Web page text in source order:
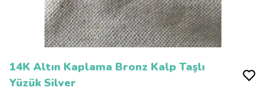
14K Altın Kaplama Bronz Kalp Taşlı
Yüzük Silver